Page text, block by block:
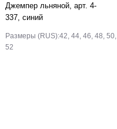
Джемпер льняной, арт. 4-
337, синий
Размеры (RUS):42, 44, 46, 48, 50,
52